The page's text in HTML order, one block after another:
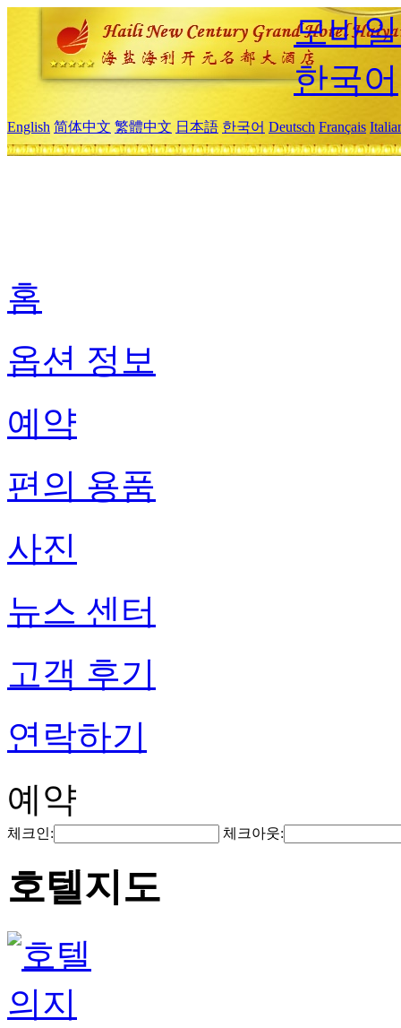
모바
한국어
English 简体中文 繁體中文 日本語 한국어 Deutsch Français
홈
옵션 정보
예약
편의 용품
사진
뉴스 센터
고객 후기
연락하기
예약
체크인: 체크아웃:
호텔지도